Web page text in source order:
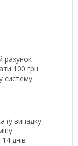
рахунок
100 грн
систему
(у випадку
днів